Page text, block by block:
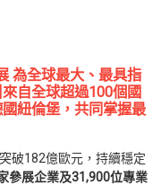
為全球最大、最具指
自全球超過100個國
紐倫堡，共同掌握最
破182億歐元，持續穩定
參展企業及31,900位專業